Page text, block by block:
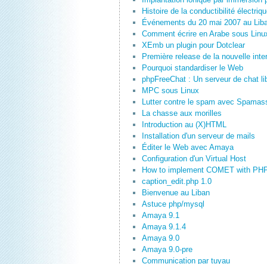
Histoire de la conductibilité
Événements du 20 mai 2007 au
Comment écrire en Arabe sous
XEmb un plugin pour Dotclear
Première release de la nouvelle
Pourquoi standardiser le Web
phpFreeChat : Un serveur de chat
MPC sous Linux
Lutter contre le spam avec
La chasse aux morilles
Introduction au (X)HTML
Installation d'un serveur de mails
Éditer le Web avec Amaya
Configuration d'un Virtual Host
How to implement COMET with
caption_edit.php 1.0
Bienvenue au Liban
Astuce php/mysql
Amaya 9.1
Amaya 9.1.4
Amaya 9.0
Amaya 9.0-pre
Communication par tuyau